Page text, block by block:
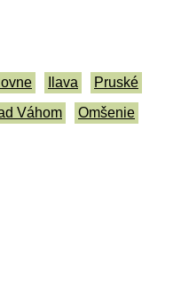
Ilava
Pruské
Váhom
Omšenie